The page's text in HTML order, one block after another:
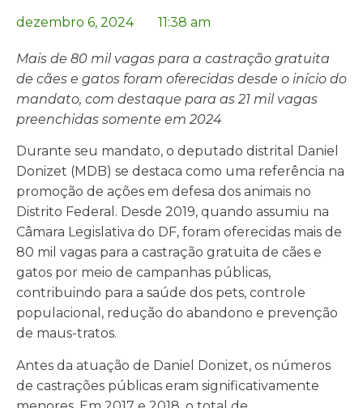
dezembro 6, 2024 11:38 am
Mais de 80 mil vagas para a castração gratuita
de cães e gatos foram oferecidas desde o início do
mandato, com destaque para as 21 mil vagas
preenchidas somente em 2024
Durante seu mandato, o deputado distrital Daniel
Donizet (MDB) se destaca como uma referência na
promoção de ações em defesa dos animais no
Distrito Federal. Desde 2019, quando assumiu na
Câmara Legislativa do DF, foram oferecidas mais de
80 mil vagas para a castração gratuita de cães e
gatos por meio de campanhas públicas,
contribuindo para a saúde dos pets, controle
populacional, redução do abandono e prevenção
de maus-tratos.
Antes da atuação de Daniel Donizet, os números
de castrações públicas eram significativamente